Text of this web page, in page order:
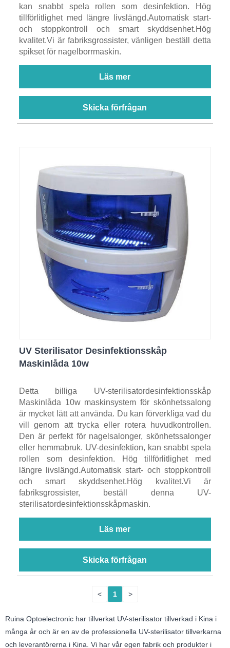
kan snabbt spela rollen som desinfektion. Hög
tillförlitlighet med längre livslängd.Automatisk start-
och stoppkontroll och smart skyddsenhet.Hög
kvalitet.Vi är fabriksgrossister, vänligen beställ detta
spikset för nagelborrmaskin.
Läs mer
Skicka förfrågan
UV Sterilisator Desinfektionsskåp
Maskinlåda 10w
Detta billiga UV-sterilisatordesinfektionsskåp
Maskinlåda 10w maskinsystem för skönhetssalong
är mycket lätt att använda. Du kan förverkliga vad du
vill genom att trycka eller rotera huvudkontrollen.
Den är perfekt för nagelsalonger, skönhetssalonger
eller hemmabruk. UV-desinfektion, kan snabbt spela
rollen som desinfektion. Hög tillförlitlighet med
längre livslängd.Automatisk start- och stoppkontroll
och smart skyddsenhet.Hög kvalitet.Vi är
fabriksgrossister, beställ denna UV-
sterilisatordesinfektionsskåpmaskin.
Läs mer
Skicka förfrågan
< 1 >
Ruina Optoelectronic har tillverkat UV-sterilisator tillverkad i Kina i
många år och är en av de professionella UV-sterilisator tillverkarna
och leverantörerna i Kina. Vi har vår egen fabrik och produkter i